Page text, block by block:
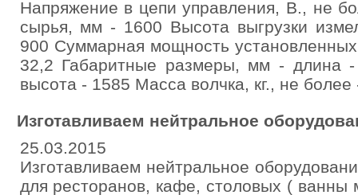
Напряжение в цепи управления, В., не
сырья, мм - 1600 Высота выгрузки
900 Суммарная мощность установленных
32,2 Габаритные размеры, мм -
высота - 1585 Масса волчка, кг., не более
Изготавливаем нейтральное
25.03.2015
Изготавливаем нейтральное
для ресторанов, кафе, столовых ( ванны